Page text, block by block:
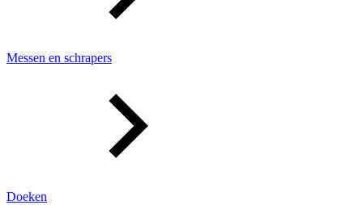
Messen en schrapers
Doeken